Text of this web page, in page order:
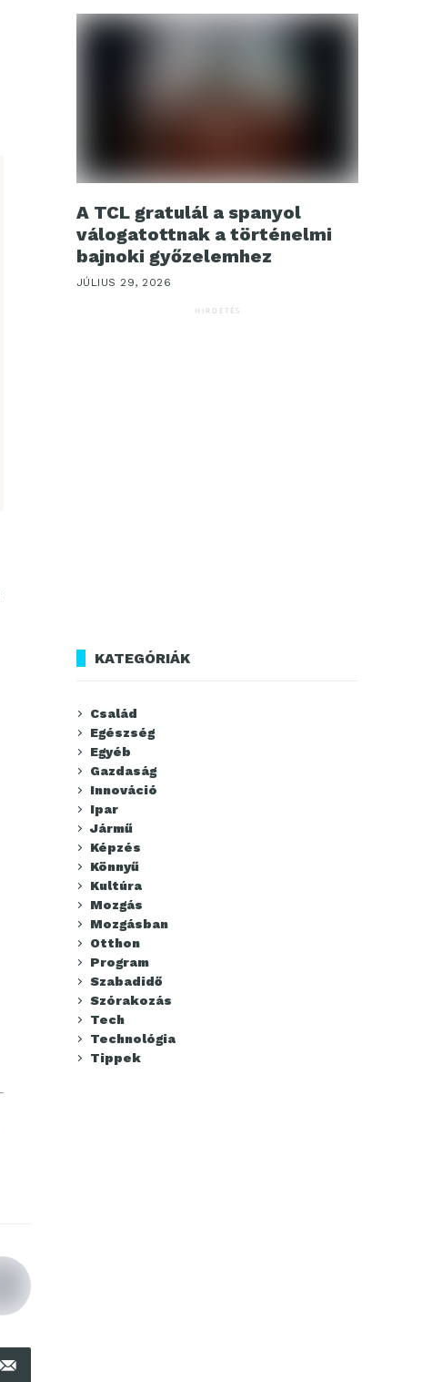
A TCL gratulál a spanyol
válogatottnak a történelmi
bajnoki győzelemhez
JÚLIUS 29, 2026
HIRDETÉS
KATEGÓRIÁK
Család
Egészség
Egyéb
Gazdaság
Innováció
Ipar
Jármű
Képzés
Könnyű
Kultúra
Mozgás
Mozgásban
Otthon
Program
Szabadidő
Szórakozás
Tech
Technológia
Tippek